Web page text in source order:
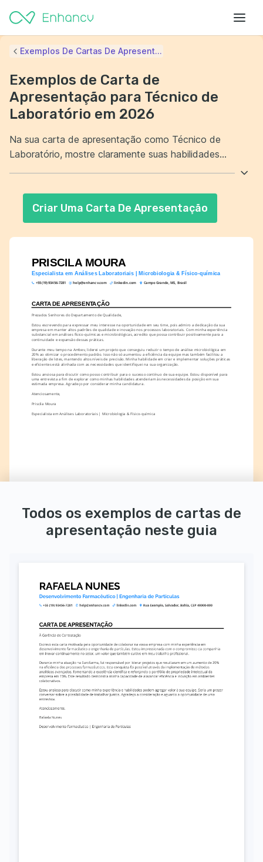
PRISCILA MOURA
Especialista em Análises Laboratoriais | Microbiologia & Físico-química
+55 (19) 93456-7281 help@enhancv.com linkedin.com Campo Grande, MS, Brasil
CARTA DE APRESENTAÇÃO
Prezados Senhores do Departamento de Qualidade,
Estou escrevendo para expressar meu interesse na oportunidade em seu time, pois admiro a dedicação da sua
empresa em manter altos padrões de qualidade e inovação nos processos laboratoriais. Com minha experiência
substancial em análises físico-químicas e microbiológicas, acredito que possa contribuir positivamente para a
continuidade e expansão dessas práticas.
Durante meu tempo na Ambev, liderei um projeto que conseguiu reduzir o tempo de análise microbiológica em
20% ao otimizar o procedimento padrão. Isso não só aumentou a eficiência da equipe mas também facilitou a
liberação de lotes, mantendo altos níveis de precisão. Minha habilidade em criar e implementar soluções práticas
e eficientes está alinhada com as necessidades que identifiquei na sua organização.
Estou ansiosa para discutir como posso contribuir para o sucesso contínuo de sua equipe. Estou disponível para
uma entrevista a fim de explorar como minhas habilidades atenderiam às necessidades da posição em sua
estimada empresa. Agradeço por considerar minha candidatura.
Atenciosamente,
Priscila Moura
Especialista em Análises Laboratoriais | Microbiologia & Físico-química
Exemplos De Cartas De Apresent...
Exemplos de Carta de
Apresentação para Técnico de
Laboratório em 2026
Na sua carta de apresentação como Técnico de
Laboratório, mostre claramente suas habilidades
com precisão e segurança. Além disso, enfatize sua
atenção aos detalhes e dedicação à garantia da
beneficiar a equipe e contribuir para o sucesso das
operações laboratoriais.
Criar Uma Carta De Apresentação
Todos os exemplos de cartas de
apresentação neste guia